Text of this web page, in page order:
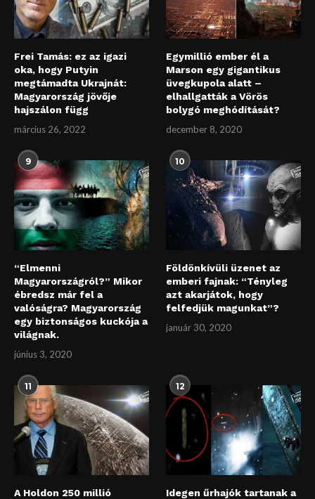
Frei Tamás: ez az igazi
oka, hogy Putyin
megtámadta Ukrajnát:
Magyarország jövője
hajszálon függ
március 26, 2022
Egymillió ember él a
Marson egy gigantikus
üvegkupola alatt –
elhallgatták a Vörös
bolygó meghódítását?
december 8, 2020
9
“Elmenni
Magyarországról?” Mikor
ébredsz már fel a
valóságra? Magyarország
egy biztonságos kuckója a
világnak.
június 3, 2020
10
Földönkívüli üzenet az
emberi fajnak: “Tényleg
azt akarjátok, hogy
felfedjük magunkat”?
január 30, 2020
11
A Holdon 250 millió
12
Idegen űrhajók tartanak a